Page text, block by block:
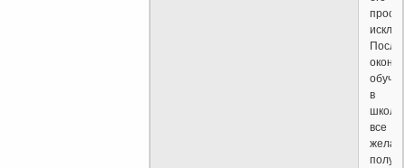
После
в
школе
все